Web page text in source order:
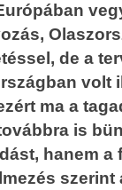
de a
volt
ma a
is
hanem
szerint